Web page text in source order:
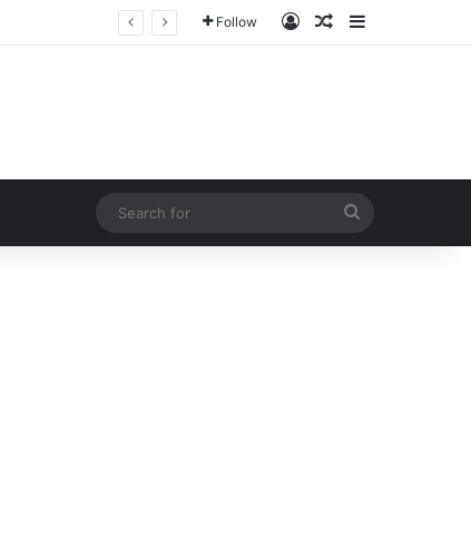
Follow Log InRandom Article
Sidebar
for